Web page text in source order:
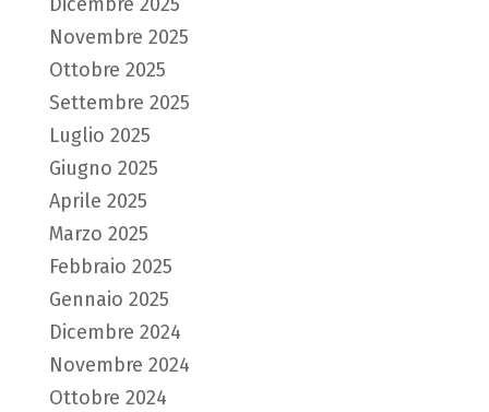
Novembre 2025
Ottobre 2025
Settembre 2025
Luglio 2025
Giugno 2025
Aprile 2025
Marzo 2025
Febbraio 2025
Gennaio 2025
Dicembre 2024
Novembre 2024
Ottobre 2024